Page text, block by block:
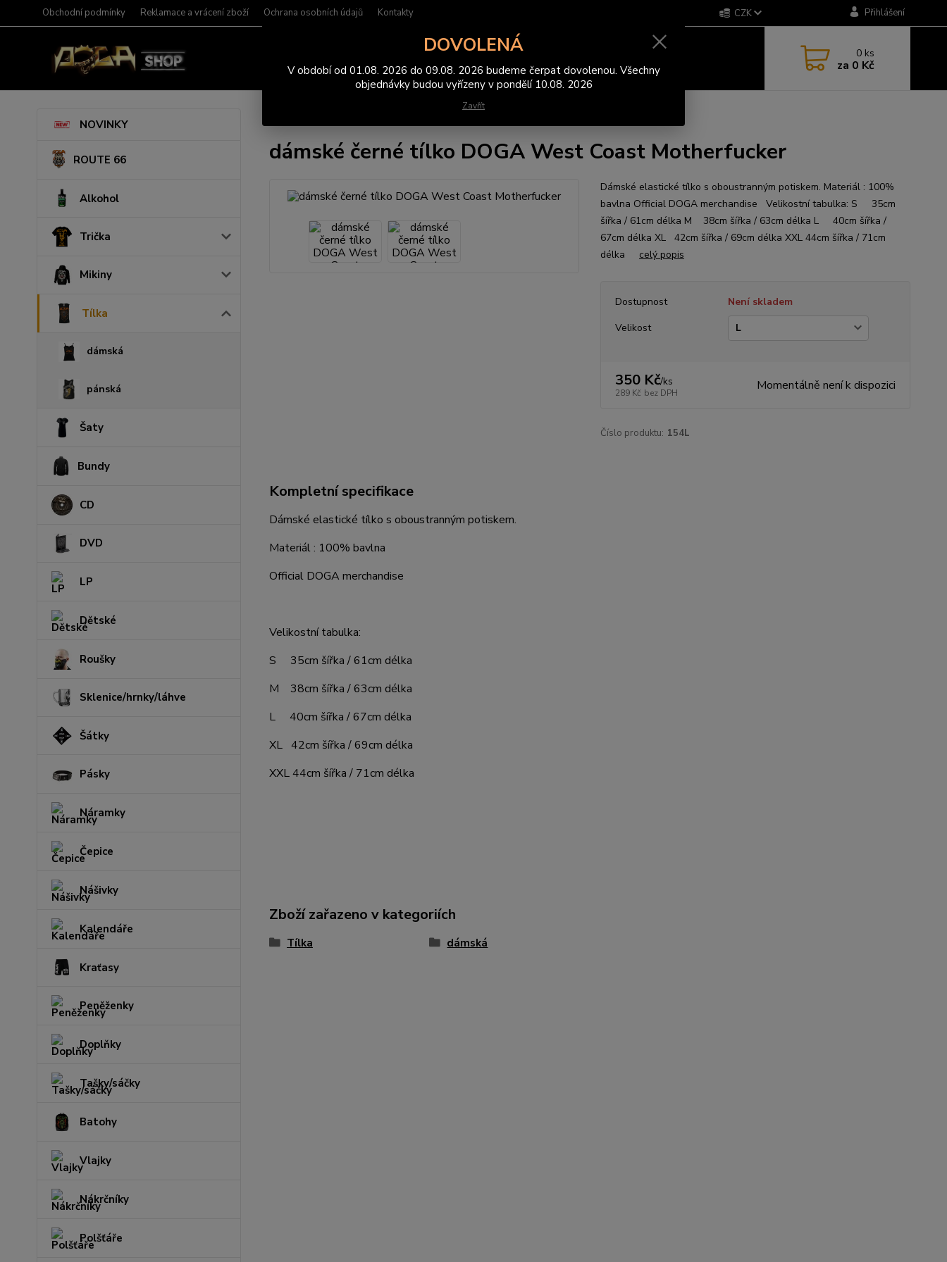
Obchodní podmínky Reklamace a vrácení zboží Ochrana osobních údajů Kontakty CZK Přihlášení
0 ks
za 0 Kč
NOVINKY
ROUTE 66
Alkohol
Trička
Mikiny
Tílka
dámská
pánská
Šaty
Bundy
CD
DVD
LP
Dětské
Roušky
Sklenice/hrnky/láhve
Šátky
Pásky
Náramky
Čepice
Nášivky
Kalendáře
Kraťasy
Peněženky
Doplňky
Tašky/sáčky
Batohy
Vlajky
Nákrčníky
Polšťáře
dámské černé tílko DOGA West Coast Motherfucker
Dámské elastické tílko s oboustranným potiskem. Materiál : 100%
bavlna Official DOGA merchandise Velikostní tabulka: S 35cm
šířka / 61cm délka M 38cm šířka / 63cm délka L 40cm šířka /
67cm délka XL 42cm šířka / 69cm délka XXL 44cm šířka / 71cm
délka celý popis
Dostupnost
Není skladem
Velikost
350 Kč/ks
289 Kč bez DPH Momentálně není k dispozici
Číslo produktu: 154L
Kompletní specifikace
Dámské elastické tílko s oboustranným potiskem.
Materiál : 100% bavlna
Official DOGA merchandise
Velikostní tabulka:
S 35cm šířka / 61cm délka
M 38cm šířka / 63cm délka
L 40cm šířka / 67cm délka
XL 42cm šířka / 69cm délka
XXL 44cm šířka / 71cm délka
Zboží zařazeno v kategoriích
Tílka dámská
DOVOLENÁ
V období od 01.08. 2026 do 09.08. 2026 budeme čerpat dovolenou. Všechny
objednávky budou vyřízeny v pondělí 10.08. 2026
Zavřít